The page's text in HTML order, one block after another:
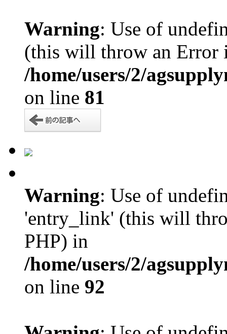
Warning: Use of
(this will throw an Error
/home/users/2/
on line 81
Warning: Use of
'entry_link' (this will
PHP) in
/home/users/2/
on line 92